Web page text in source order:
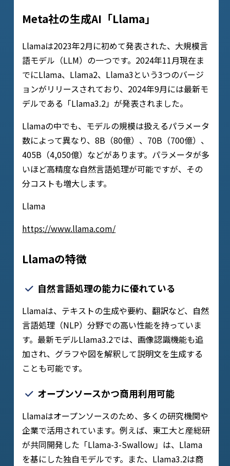
Meta社の生成AI「Llama」
Llamaは2023年2月に初めて発表された、大規模言
語モデル（LLM）の一つです。2024年11月現在ま
でにLlama、Llama2、Llama3という3つのバージ
ョンがリリースされており、2024年9月には最新モ
デルである「Llama3.2」が発表されました。
Llamaの中でも、モデルの規模は扱えるパラメータ
数によって異なり、8B（80億）、70B（700億）、
405B（4,050億）などがあります。パラメータが多
いほど高精度な自然言語処理が可能ですが、その
分コストも増大します。
Llama
https://www.llama.com/
Llamaの特徴
自然言語処理の能力に優れている
Llamaは、テキストの生成や要約、翻訳など、自然
言語処理（NLP）分野での高い性能を持っていま
す。最新モデルLlama3.2では、画像認識機能も追
加され、グラフや図を解釈して説明文を生成する
ことも可能です。
オープンソースかつ商用利用可能
Llamaはオープンソースのため、多くの研究機関や
企業で活用されています。例えば、東工大と産総研
が共同開発した「Llama-3-Swallow」は、Llama
を基にした独自モデルです。また、Llama3.2は商